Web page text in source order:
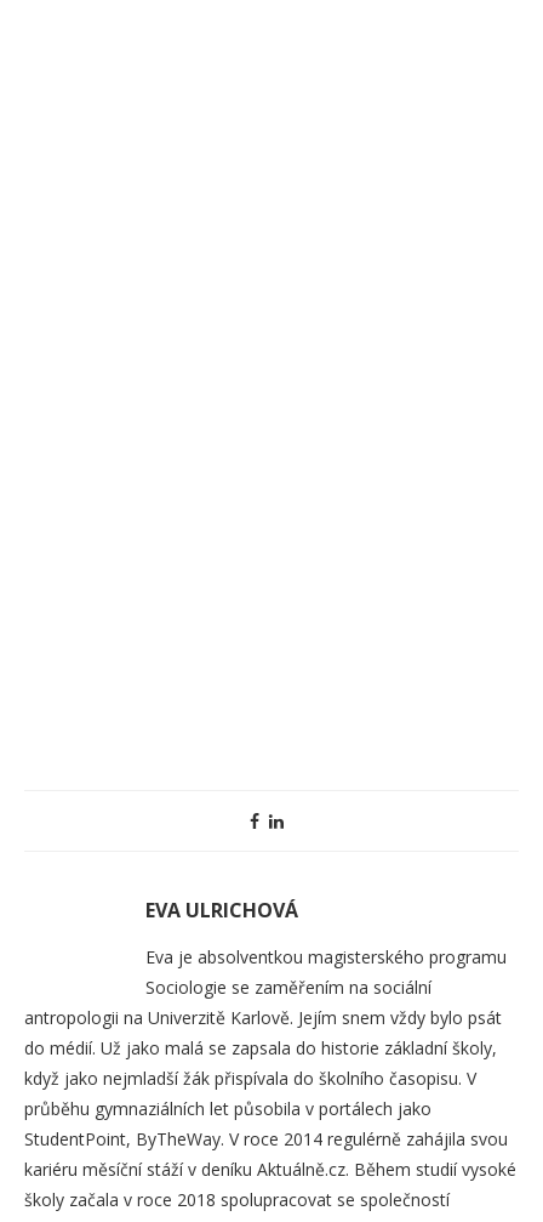
EVA ULRICHOVÁ
Eva je absolventkou magisterského programu
Sociologie se zaměřením na sociální
antropologii na Univerzitě Karlově. Jejím snem vždy bylo psát
do médií. Už jako malá se zapsala do historie základní školy,
když jako nejmladší žák přispívala do školního časopisu. V
průběhu gymnaziálních let působila v portálech jako
StudentPoint, ByTheWay. V roce 2014 regulérně zahájila svou
kariéru měsíční stáží v deníku Aktuálně.cz. Během studií vysoké
školy začala v roce 2018 spolupracovat se společností